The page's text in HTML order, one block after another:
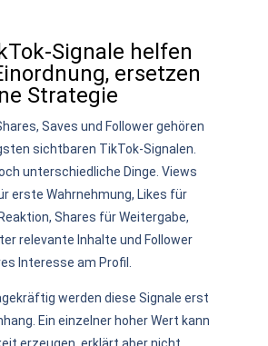
Signale helfen
ersetzen
Strategie
Saves und Follower gehören
sichtbaren TikTok-Signalen.
unterschiedliche Dinge. Views
erste Wahrnehmung, Likes für
Shares für Weitergabe,
relevante Inhalte und Follower
Interesse am Profil.
werden diese Signale erst
Ein einzelner hoher Wert kann
erzeugen, erklärt aber nicht